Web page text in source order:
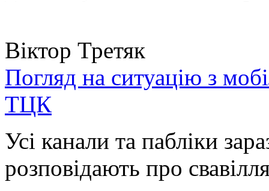
Віктор Третяк
Погляд на ситуацію з
ТЦК
Усі канали та пабліки
розповідають про